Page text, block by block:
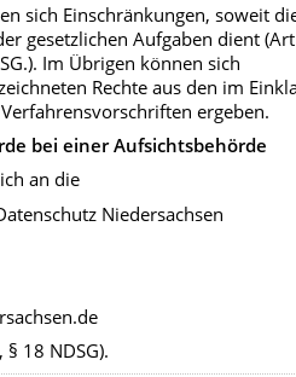
sich Einschränkungen, soweit
gesetzlichen Aufgaben dient
Im Übrigen können sich
Rechte aus den im
ergeben.
bei einer Aufsichtsbehörde
an die
Niedersachsen
18 NDSG).